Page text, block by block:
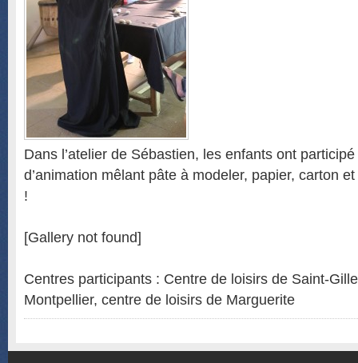
Dans l’atelier de Sébastien, les enfants ont
d’animation mêlant pâte à modeler, papier, carton
!
[Gallery not found]
Centres participants : Centre de loisirs de Saint-
Montpellier, centre de loisirs de Marguerite